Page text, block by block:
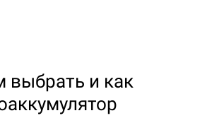
выбрать и как